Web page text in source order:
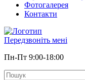
Фотогалерея
Контакти
Передзвоніть мені
Пн-Пт 9:00-18:00